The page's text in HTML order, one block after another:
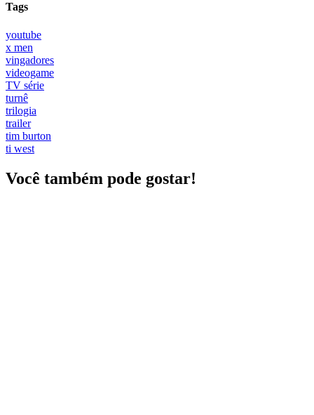
Tags
youtube
x men
vingadores
videogame
TV série
turnê
trilogia
trailer
tim burton
ti west
Você também pode gostar!